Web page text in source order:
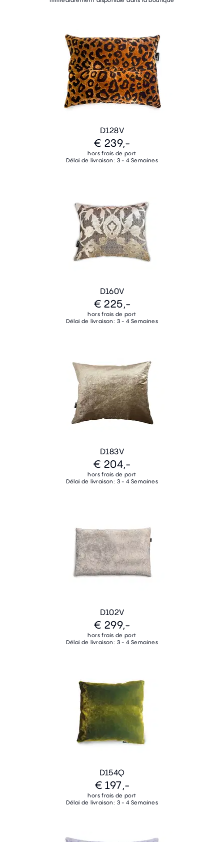
D128V
€ 239,-
hors frais de port
Délai de livraison: 3 - 4 Semaines
D160V
€ 225,-
hors frais de port
Délai de livraison: 3 - 4 Semaines
D183V
€ 204,-
hors frais de port
Délai de livraison: 3 - 4 Semaines
D102V
€ 299,-
hors frais de port
Délai de livraison: 3 - 4 Semaines
D154Q
€ 197,-
hors frais de port
Délai de livraison: 3 - 4 Semaines